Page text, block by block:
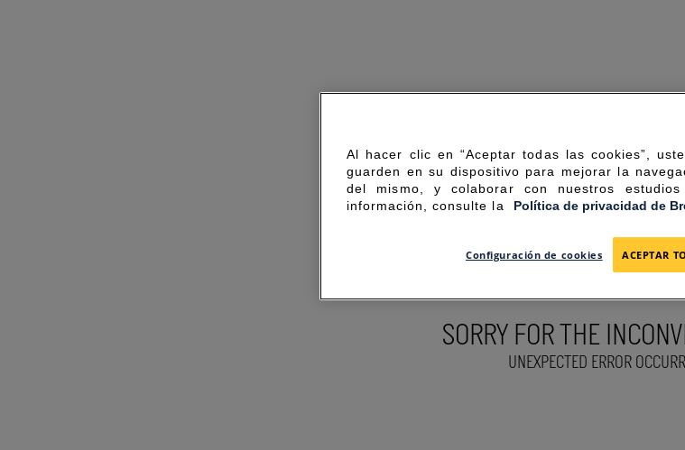
SORRY FOR THE
UNEXPECTED ERROR
Al hacer clic en “Aceptar todas las cookies”,
guarden en su dispositivo para mejorar la
del mismo, y colaborar con nuestros
información, consulte la
Política de privacidad de
Configuración de cookies ACEPTAR